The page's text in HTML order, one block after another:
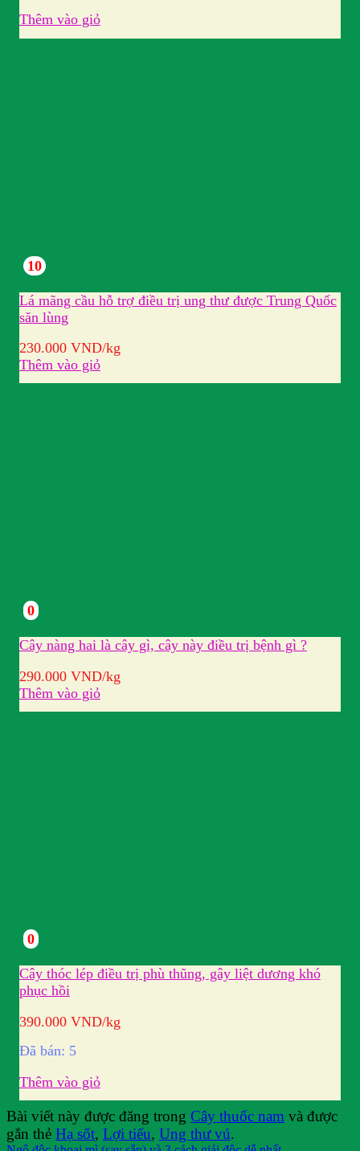
Thêm vào giỏ
10
Lá mãng cầu hỗ trợ điều trị ung thư được Trung Quốc
săn lùng
230.000 VND/kg
Thêm vào giỏ
0
Cây nàng hai là cây gì, cây này điều trị bệnh gì ?
290.000 VND/kg
Thêm vào giỏ
0
Cây thóc lép điều trị phù thũng, gây liệt dương khó
phục hồi
390.000 VND/kg
Đã bán: 5
Thêm vào giỏ
Bài viết này được đăng trong Cây thuốc nam và được
gắn thẻ Hạ sốt, Lợi tiểu, Ung thư vú.